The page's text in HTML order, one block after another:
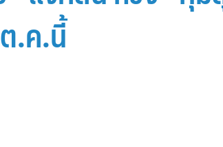
.ค.นี้